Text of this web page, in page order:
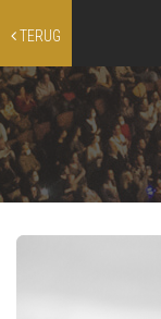
TERUG